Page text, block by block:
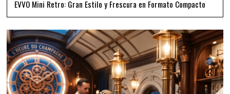
EVVO Mini Retro: Gran Estilo y Frescura en Formato Compacto